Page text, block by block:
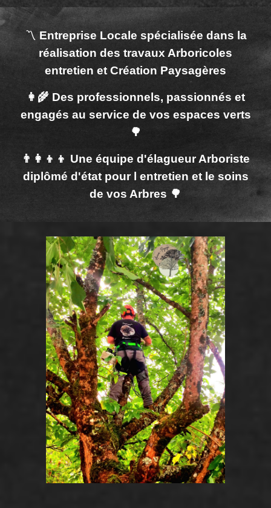
〽️ Entreprise Locale spécialisée dans la
réalisation des travaux Arboricoles
entretien et Création Paysagères
👩‍🌾 Des professionnels, passionnés et
engagés au service de vos espaces verts
🌳
👨‍👩‍👦‍👦 Une équipe d'élagueur Arboriste
diplômé d'état pour l entretien et le soins
de vos Arbres 🌳